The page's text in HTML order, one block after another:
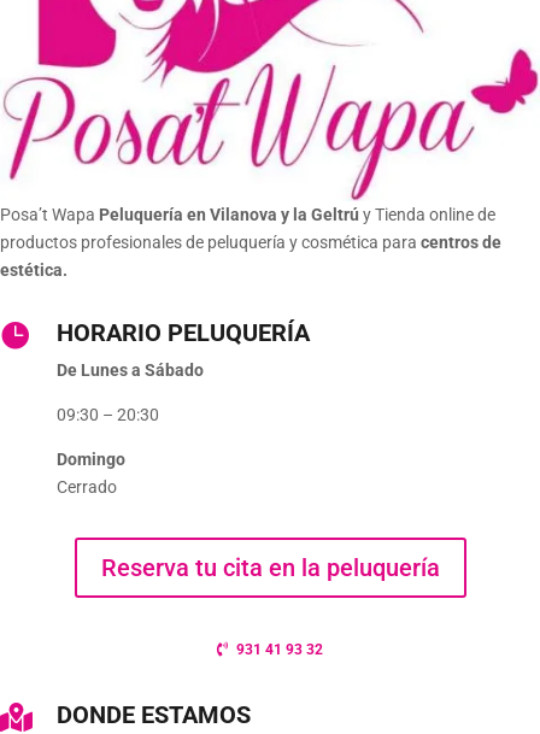
Posa’t Wapa Peluquería en Vilanova y la Geltrú y Tienda online de
productos profesionales de peluquería y cosmética para centros de
estética.
 HORARIO PELUQUERÍA
De Lunes a Sábado
09:30 – 20:30
Domingo
Cerrado
Reserva tu cita en la peluquería
931 41 93 32
 DONDE ESTAMOS